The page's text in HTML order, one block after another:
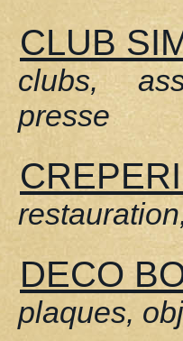
CLUB
clubs,
presse
DECO
plaques,